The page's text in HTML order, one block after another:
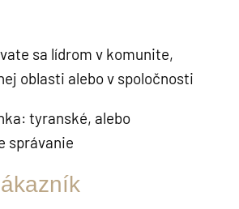
sa lídrom v komunite,
oblasti alebo v spoločnosti
tyranské, alebo
správanie